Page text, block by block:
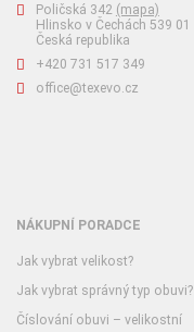
Poličská 342 (mapa)
Hlinsko v Čechách 539 01
Česká republika
+420 731 517 349
office@texevo.cz
NÁKUPNÍ PORADCE
Jak vybrat velikost?
Jak vybrat správný typ obuvi?
Číslování obuvi – velikostní